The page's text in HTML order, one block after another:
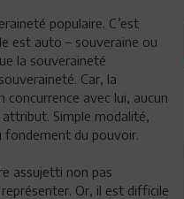
populaire. C’est
est auto – souveraine ou
la souveraineté
Car, la
concurrence avec lui, aucun
attribut. Simple modalité,
fondement du pouvoir.
assujetti non pas
Or, il est difficile